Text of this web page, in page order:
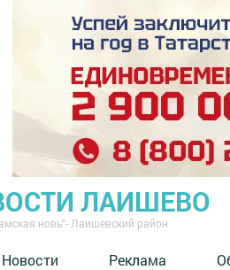
ЛАИШЕВО
новь"- Лаишевский район
Новости Реклама